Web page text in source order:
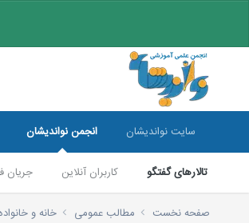
سایت نواندیشان انجمن نواندیشان
تالارهای گفتگو کاربران آنلاین جریان
صفحه نخست مطالب عمومی خانه و